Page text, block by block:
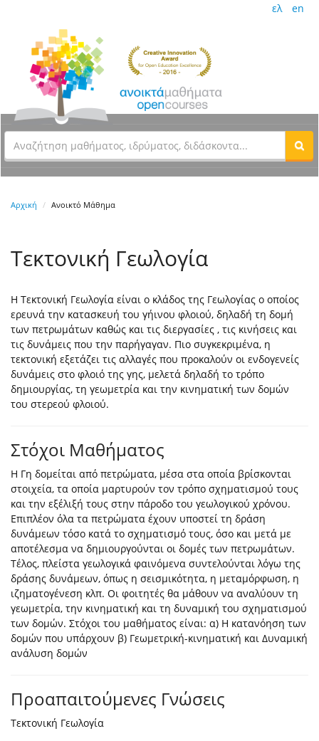
ελ en
Αρχική Ανοικτό Μάθημα
Τεκτονική Γεωλογία
Η Τεκτονική Γεωλογία είναι ο κλάδος της Γεωλογίας ο οποίος
ερευνά την κατασκευή του γήινου φλοιού, δηλαδή τη δομή
των πετρωμάτων καθώς και τις διεργασίες , τις κινήσεις και
τις δυνάμεις που την παρήγαγαν. Πιο συγκεκριμένα, η
τεκτονική εξετάζει τις αλλαγές που προκαλούν οι ενδογενείς
δυνάμεις στο φλοιό της γης, μελετά δηλαδή το τρόπο
δημιουργίας, τη γεωμετρία και την κινηματική των δομών
του στερεού φλοιού.
Στόχοι Μαθήματος
Η Γη δομείται από πετρώματα, μέσα στα οποία βρίσκονται
στοιχεία, τα οποία μαρτυρούν τον τρόπο σχηματισμού τους
και την εξέλιξή τους στην πάροδο του γεωλογικού χρόνου.
Επιπλέον όλα τα πετρώματα έχουν υποστεί τη δράση
δυνάμεων τόσο κατά το σχηματισμό τους, όσο και μετά με
αποτέλεσμα να δημιουργούνται οι δομές των πετρωμάτων.
Τέλος, πλείστα γεωλογικά φαινόμενα συντελούνται λόγω της
δράσης δυνάμεων, όπως η σεισμικότητα, η μεταμόρφωση, η
ιζηματογένεση κλπ. Οι φοιτητές θα μάθουν να αναλύουν τη
γεωμετρία, την κινηματική και τη δυναμική του σχηματισμού
των δομών. Στόχοι του μαθήματος είναι: α) Η κατανόηση των
δομών που υπάρχουν β) Γεωμετρική-κινηματική και Δυναμική
ανάλυση δομών
Προαπαιτούμενες Γνώσεις
Τεκτονική Γεωλογία